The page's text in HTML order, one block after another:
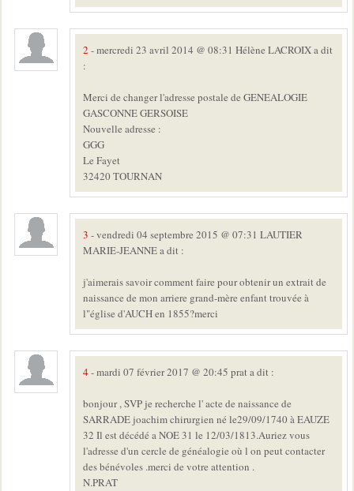
2 - mercredi 23 avril 2014 @ 08:31 Hélène LACROIX a dit
:
Merci de changer l'adresse postale de GENEALOGIE
GASCONNE GERSOISE
Nouvelle adresse :
GGG
Le Fayet
32420 TOURNAN
3 - vendredi 04 septembre 2015 @ 07:31 LAUTIER
MARIE-JEANNE a dit :
j'aimerais savoir comment faire pour obtenir un extrait de
naissance de mon arriere grand-mère enfant trouvée à
l"église d'AUCH en 1855?merci
4- mardi 07 février 2017 @ 20:45 prat a dit :
bonjour , SVP je recherche l' acte de naissance de
SARRADE joachim chirurgien né le29/09/1740 à EAUZE
32 Il est décédé a NOE 31 le 12/03/1813.Auriez vous
l'adresse d'un cercle de généalogie où l on peut contacter
des bénévoles .merci de votre attention .
N.PRAT